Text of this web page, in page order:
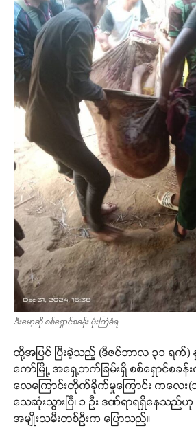
ဒီးမော့ဆို စစ်ရှောင်စခန်း ဗုံးကြဲခံရ
ထို့အပြင် ပြီးခဲ့သည့် (ဒီဇင်ဘာလ ၃၁ ရ
ကော်မြို့ အရှေ့ဘက်ခြမ်းရှိ စစ်ရှောင်စခန်
လေကြောင်းတိုက်ခိုက်မှုကြောင်း ကလေး(
သေဆုံးသွားပြီ၊ ၁ ဦး ဒဏ်ရာရရှိနေသည်
အမျိုးသမီးတစ်ဦးက ပြောသည်။